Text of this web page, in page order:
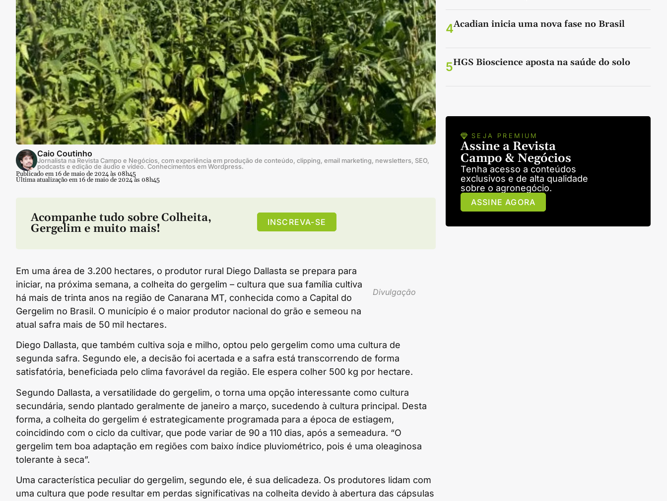
Caio Coutinho
Jornalista na Revista Campo e Negócios, com experiência em produção de conteúdo, clipping, email marketing, newsletters, SEO,
podcasts e edição de áudio e vídeo. Conhecimentos em Wordpress.
Publicado em 16 de maio de 2024 às 08h45
Última atualização em 16 de maio de 2024 às 08h45
Acompanhe tudo sobre Colheita,
Gergelim e muito mais! INSCREVA-SE
Divulgação
Em uma área de 3.200 hectares, o produtor rural Diego Dallasta se prepara para
iniciar, na próxima semana, a colheita do gergelim – cultura que sua família cultiva
há mais de trinta anos na região de Canarana MT, conhecida como a Capital do
Gergelim no Brasil. O município é o maior produtor nacional do grão e semeou na
atual safra mais de 50 mil hectares.
Diego Dallasta, que também cultiva soja e milho, optou pelo gergelim como uma cultura de
segunda safra. Segundo ele, a decisão foi acertada e a safra está transcorrendo de forma
satisfatória, beneficiada pelo clima favorável da região. Ele espera colher 500 kg por hectare.
Segundo Dallasta, a versatilidade do gergelim, o torna uma opção interessante como cultura
secundária, sendo plantado geralmente de janeiro a março, sucedendo à cultura principal. Desta
forma, a colheita do gergelim é estrategicamente programada para a época de estiagem,
coincidindo com o ciclo da cultivar, que pode variar de 90 a 110 dias, após a semeadura. “O
gergelim tem boa adaptação em regiões com baixo índice pluviométrico, pois é uma oleaginosa
tolerante à seca”.
Uma característica peculiar do gergelim, segundo ele, é sua delicadeza. Os produtores lidam com
uma cultura que pode resultar em perdas significativas na colheita devido à abertura das cápsulas
4Acadian inicia uma nova fase no Brasil
5HGS Bioscience aposta na saúde do solo
SEJA PREMIUM
Assine a Revista
Campo & Negócios
Tenha acesso a conteúdos
exclusivos e de alta qualidade
sobre o agronegócio.
ASSINE AGORA